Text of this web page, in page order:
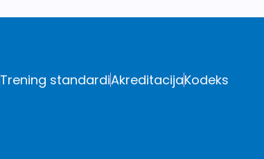
Trening standardiAkreditacijaKodeks